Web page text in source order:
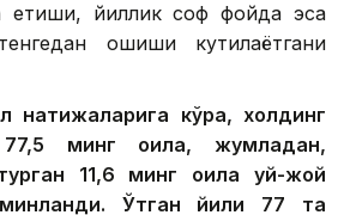
етиши, йиллик соф фойда эса
ошиши кутилаётгани
натижаларига кўра, холдинг
77,5 минг оила, жумладан,
11,6 минг оила уй-жой
Ўтган йили 77 та